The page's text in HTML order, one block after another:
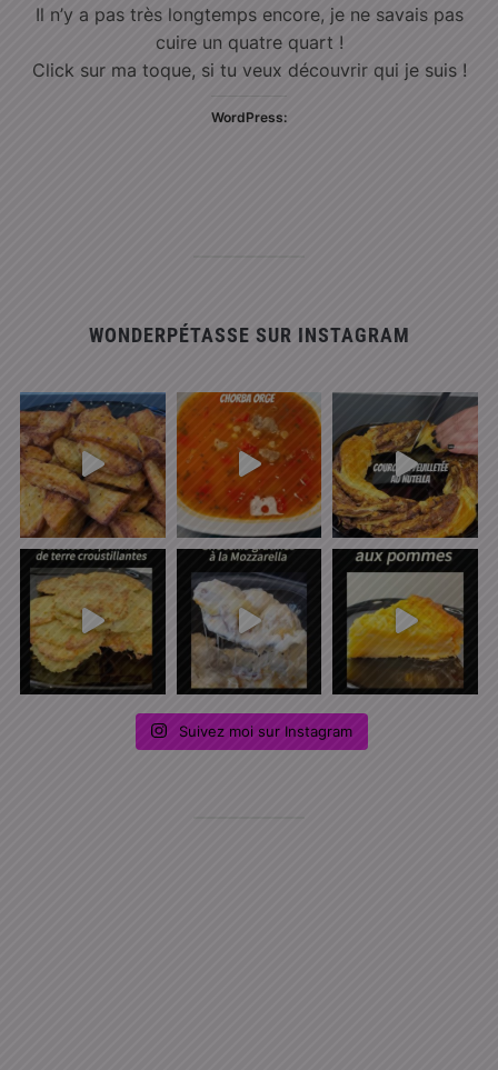
Il n’y a pas très longtemps encore, je ne savais pas
cuire un quatre quart !
Click sur ma toque, si tu veux découvrir qui je suis !
WordPress:
WONDERPÉTASSE SUR INSTAGRAM
Suivez moi sur Instagram